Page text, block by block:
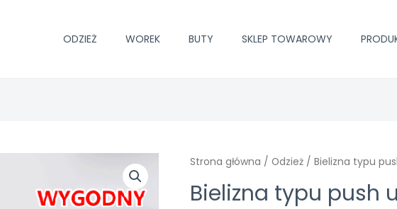
ODZIEŻ WOREK BUTY SKLEP TOWAROWY
Strona główna /Odzież / Bielizna typu
Bielizna typu push